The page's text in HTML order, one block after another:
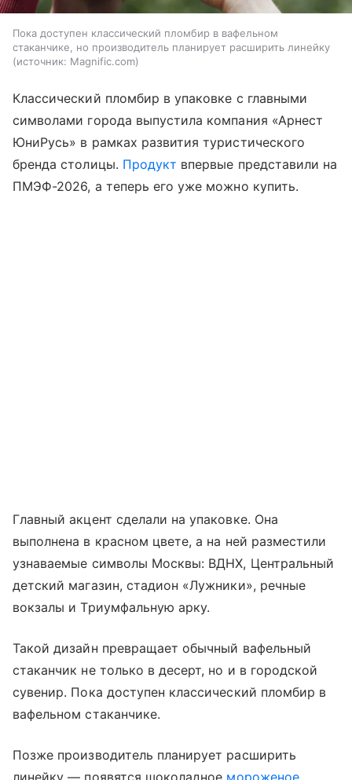
Пока доступен классический пломбир в вафельном
стаканчике, но производитель планирует расширить линейку
источник: Magnific.com
Классический пломбир в упаковке с главными
символами города выпустила компания «Арнест
ЮниРусь» в рамках развития туристического
бренда столицы. Продукт впервые представили на
ПМЭФ-2026, а теперь его уже можно купить.
Главный акцент сделали на упаковке. Она
выполнена в красном цвете, а на ней разместили
узнаваемые символы Москвы: ВДНХ, Центральный
детский магазин, стадион «Лужники», речные
вокзалы и Триумфальную арку.
Такой дизайн превращает обычный вафельный
стаканчик не только в десерт, но и в городской
сувенир. Пока доступен классический пломбир в
вафельном стаканчике.
Позже производитель планирует расширить